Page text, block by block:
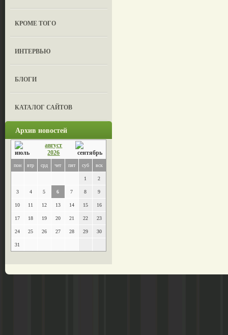
КРОМЕ ТОГО
ИНТЕРВЬЮ
БЛОГИ
КАТАЛОГ САЙТОВ
Архив новостей
август
2026
пон втр срд чет пят суб вск
1 2
3 4 5 6 7 8 9
10 11 12 13 14 15 16
17 18 19 20 21 22 23
24 25 26 27 28 29 30
31